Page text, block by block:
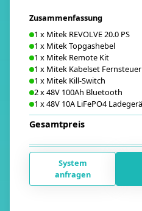
Zusammenfassung
1 x Mitek REVOLVE 20.0 PS
1 x Mitek Topgashebel
1 x Mitek Remote Kit
1 x Mitek Kabelset
1 x Mitek Kill-Switch
2x48V 100Ah Bluetooth
1 x48V 10A LiFePO4
Gesamtpreis
System
anfragen